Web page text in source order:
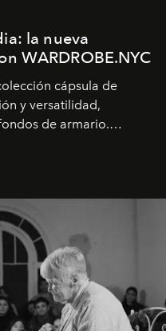
la nueva
WARDROBE.NYC
cápsula de
y versatilidad,
de armario.